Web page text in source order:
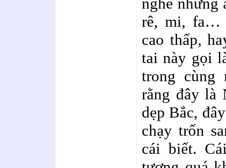
rê, mi, fa…
cao thấp,
tai này gọi
trong cùng
rằng đây là
dẹp Bắc,
chạy trốn
cái biết.